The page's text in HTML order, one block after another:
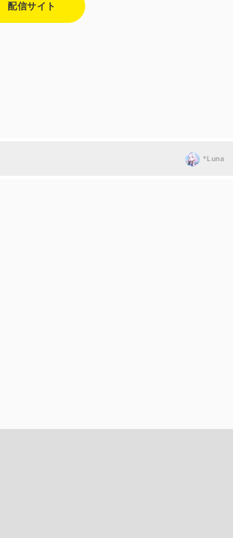
配信サイト
*Luna